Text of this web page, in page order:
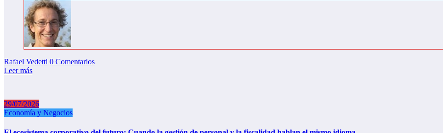
Rafael Vedetti 0 Comentarios
Leer más
29/07/2026
Economía y Negocios